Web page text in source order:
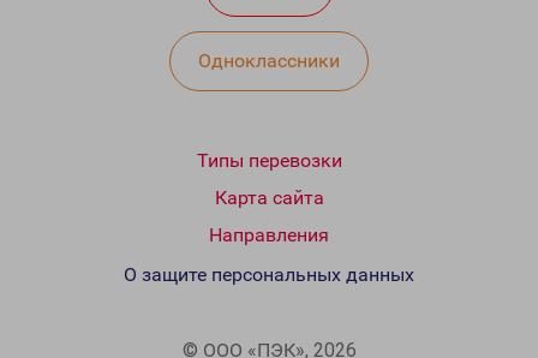
Одноклассники
Типы перевозки
Карта сайта
Направления
© ООО «ПЭК», 2026
О защите персональных данных